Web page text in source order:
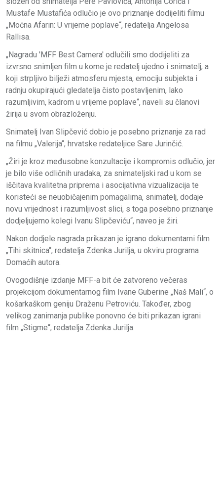
Mustafe Mustafića odlučio je ovo priznanje dodijeliti filmu
„Moćna Afarin: U vrijeme poplave“, redatelja Angelosa
Rallisa.
„Nagradu 'MFF Best Camera' odlučili smo dodijeliti za
izvrsno snimljen film u kome je redatelj ujedno i snimatelj, a
koji strpljivo bilježi atmosferu mjesta, emociju subjekta i
radnju okupirajući gledatelja čisto postavljenim, lako
razumljivim, kadrom u vrijeme poplave“, naveli su članovi
žirija u svom obrazloženju.
Snimatelj Ivan Slipčević dobio je posebno priznanje za rad
na filmu „Valerija“, hrvatske redateljice Sare Jurinčić.
„Žiri je kroz međusobne konzultacije i kompromis odlučio, jer
je bilo više odličnih uradaka, za snimateljski rad u kom se
iščitava kvalitetna priprema i asocijativna vizualizacija te
koristeći se neuobičajenim pomagalima, snimatelj, dodaje
novu vrijednost i razumljivost slici, s toga posebno priznanje
dodjeljujemo kolegi Ivanu Slipčeviću“, naveo je žiri.
Nakon dodjele nagrada prikazan je igrano dokumentarni film
„Tihi skitnica“, redatelja Zdenka Jurilja, u okviru programa
Domaćih autora.
Ovogodišnje izdanje MFF-a bit će zatvoreno večeras
projekcijom dokumentarnog film Ivane Guberine „Naš Mali“, o
košarkaškom geniju Draženu Petroviću. Također, zbog
velikog zanimanja publike ponovno će biti prikazan igrani
film „Stigme“, redatelja Zdenka Jurilja.